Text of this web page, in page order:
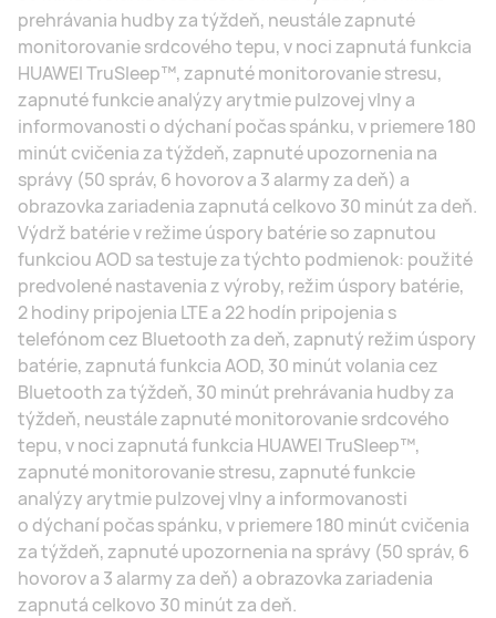
prehrávania hudby za týždeň, neustále zapnuté
monitorovanie srdcového tepu, v noci zapnutá funkcia
HUAWEI TruSleep™, zapnuté monitorovanie stresu,
zapnuté funkcie analýzy arytmie pulzovej vlny a
informovanosti o dýchaní počas spánku, v priemere 180
minút cvičenia za týždeň, zapnuté upozornenia na
správy (50 správ, 6 hovorov a 3 alarmy za deň) a
obrazovka zariadenia zapnutá celkovo 30 minút za deň.
Výdrž batérie v režime úspory batérie so zapnutou
funkciou AOD sa testuje za týchto podmienok: použité
predvolené nastavenia z výroby, režim úspory batérie,
2 hodiny pripojenia LTE a 22 hodín pripojenia s
telefónom cez Bluetooth za deň, zapnutý režim úspory
batérie, zapnutá funkcia AOD, 30 minút volania cez
Bluetooth za týždeň, 30 minút prehrávania hudby za
týždeň, neustále zapnuté monitorovanie srdcového
tepu, v noci zapnutá funkcia HUAWEI TruSleep™,
zapnuté monitorovanie stresu, zapnuté funkcie
analýzy arytmie pulzovej vlny a informovanosti
o dýchaní počas spánku, v priemere 180 minút cvičenia
za týždeň, zapnuté upozornenia na správy (50 správ, 6
hovorov a 3 alarmy za deň) a obrazovka zariadenia
zapnutá celkovo 30 minút za deň.